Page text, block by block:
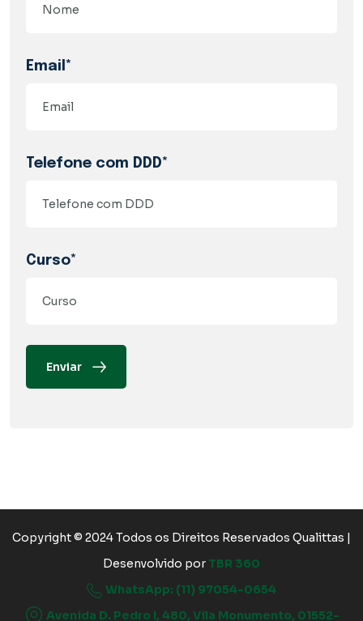
Email*
Telefone com DDD*
Curso*
Enviar
Copyright © 2024 Todos os Direitos Reservados Qualittas |
Desenvolvido por TBR 360
WhatsApp: (11) 97054-0654
Avenida D. Pedro I, 480, Vila Monumento, 01552-